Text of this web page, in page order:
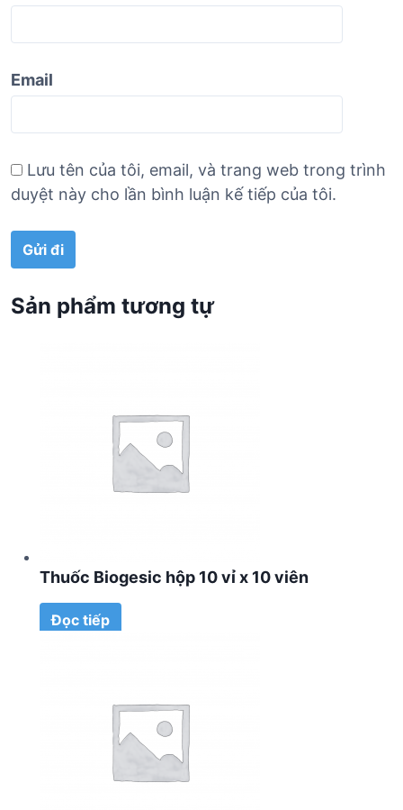
Email
Lưu tên của tôi, email, và trang web trong trình
duyệt này cho lần bình luận kế tiếp của tôi.
Sản phẩm tương tự
Thuốc Biogesic hộp 10 vỉ x 10 viên
Đọc tiếp